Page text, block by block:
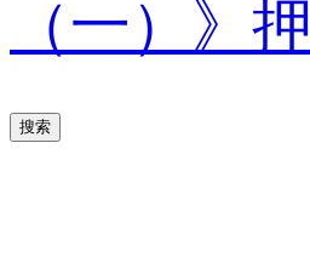
（一）》
搜索